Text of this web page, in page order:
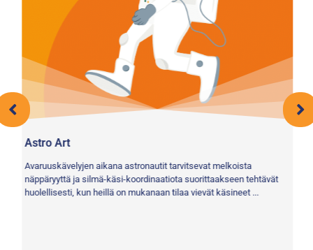
Astro Art
Avaruuskävelyjen aikana astronautit tarvitsevat melkoista
näppäryyttä ja silmä-käsi-koordinaatiota suorittaakseen tehtävät
huolellisesti, kun heillä on mukanaan tilaa vievät käsineet ...